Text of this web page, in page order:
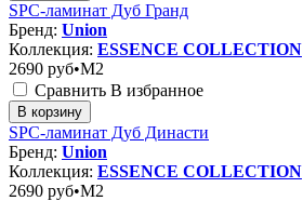
SPC-ламинат Дуб Гранд
Бренд: Union
Коллекция: ESSENCE COLLECTION
2690 руб•M2
Сравнить В избранное
В корзину
SPC-ламинат Дуб Династи
Бренд: Union
Коллекция: ESSENCE COLLECTION
2690 руб•M2